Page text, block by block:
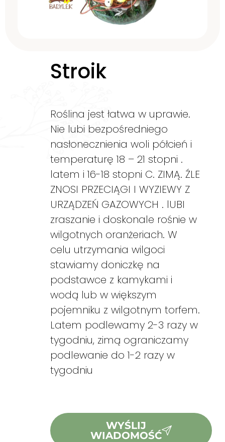
Stroik
Roślina jest łatwa w uprawie.
Nie lubi bezpośredniego
nasłonecznienia woli półcień i
temperaturę 18 – 21 stopni .
latem i 16-18 stopni C. ZIMĄ. ŹLE
ZNOSI PRZECIĄGI I WYZIEWY Z
URZĄDZEŃ GAZOWYCH . lUBI
zraszanie i doskonale rośnie w
wilgotnych oranżeriach. W
celu utrzymania wilgoci
stawiamy doniczkę na
podstawce z kamykami i
wodą lub w większym
pojemniku z wilgotnym torfem.
Latem podlewamy 2-3 razy w
tygodniu, zimą ograniczamy
podlewanie do 1-2 razy w
tygodniu
WYŚLIJ
WIADOMOŚĆ